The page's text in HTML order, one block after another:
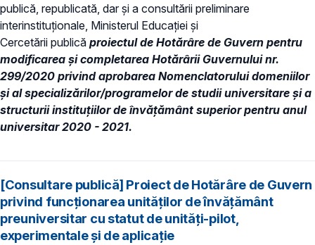
publică, republicată, dar și a consultării preliminare
interinstituționale, Ministerul Educaţiei și
Cercetării publică proiectul de Hotărâre de Guvern pentru
modificarea și completarea Hotărârii Guvernului nr.
299/2020 privind aprobarea Nomenclatorului domeniilor
şi al specializărilor/programelor de studii universitare şi a
structurii instituțiilor de învăţământ superior pentru anul
universitar 2020 - 2021.
[Consultare publică] Proiect de Hotărâre de Guvern
privind funcționarea unităților de învățământ
preuniversitar cu statut de unități-pilot,
experimentale și de aplicație